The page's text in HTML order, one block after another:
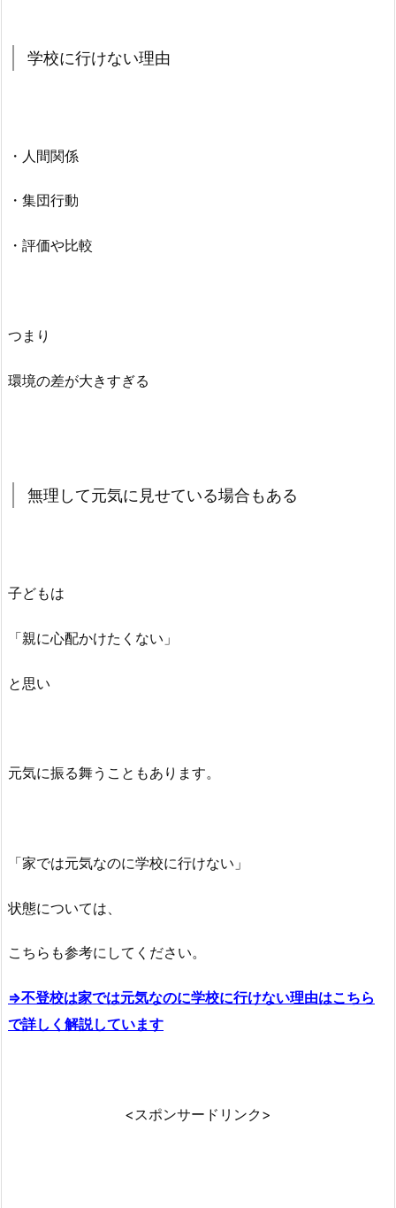
学校に行けない理由
・人間関係
・集団行動
・評価や比較
つまり
環境の差が大きすぎる
無理して元気に見せている場合もある
子どもは
「親に心配かけたくない」
と思い
元気に振る舞うこともあります。
「家では元気なのに学校に行けない」
状態については、
こちらも参考にしてください。
⇒不登校は家では元気なのに学校に行けない理由はこちら
で詳しく解説しています
<スポンサードリンク>